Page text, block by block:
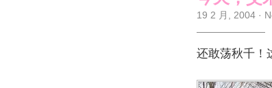
19 2 月, 2004 ·
还敢荡秋千！